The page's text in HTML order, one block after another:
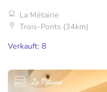
La Métairie
Trois-Ponts (34km)
Verkauft: 8